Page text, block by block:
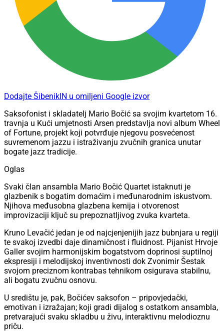
Dodajte ŠibenikIN u omiljeni Google izvor
Saksofonist i skladatelj Mario Bočić sa svojim kvartetom 16.
travnja u Kući umjetnosti Arsen predstavlja novi album Wheel
of Fortune, projekt koji potvrđuje njegovu posvećenost
suvremenom jazzu i istraživanju zvučnih granica unutar
bogate jazz tradicije.
Oglas
Svaki član ansambla Mario Bočić Quartet istaknuti je
glazbenik s bogatim domaćim i međunarodnim iskustvom.
Njihova međusobna glazbena kemija i otvorenost
improvizaciji ključ su prepoznatljivog zvuka kvarteta.
Kruno Levačić jedan je od najcjenjenijih jazz bubnjara u regiji
te svakoj izvedbi daje dinamičnost i fluidnost. Pijanist Hrvoje
Galler svojim harmonijskim bogatstvom doprinosi suptilnoj
ekspresiji i melodijskoj inventivnosti dok Zvonimir Šestak
svojom preciznom kontrabas tehnikom osigurava stabilnu,
ali bogatu zvučnu osnovu.
U središtu je, pak, Bočićev saksofon – pripovjedački,
emotivan i izražajan; koji gradi dijalog s ostatkom ansambla,
pretvarajući svaku skladbu u živu, interaktivnu melodioznu
priču.